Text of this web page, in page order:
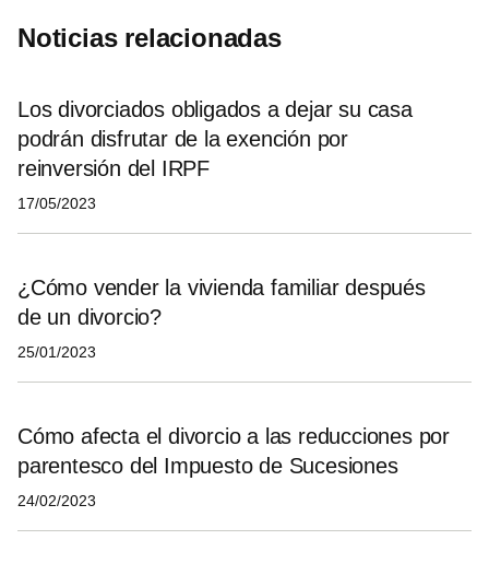
Noticias relacionadas
Los divorciados obligados a dejar su casa
podrán disfrutar de la exención por
reinversión del IRPF
17/05/2023
¿Cómo vender la vivienda familiar después
de un divorcio?
25/01/2023
Cómo afecta el divorcio a las reducciones por
parentesco del Impuesto de Sucesiones
24/02/2023